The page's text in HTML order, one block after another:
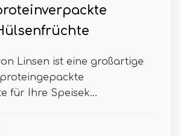
Linsen ist eine großartige
für Ihre Speisek...